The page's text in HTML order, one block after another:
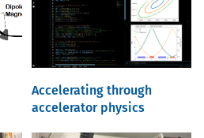
Accelerating through
accelerator physics